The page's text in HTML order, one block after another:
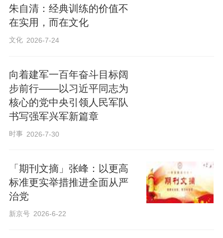
朱自清：经典训练的价值不
在实用，而在文化
文化 2026-7-24
向着建军一百年奋斗目标阔
步前行——以习近平同志为
核心的党中央引领人民军队
书写强军兴军新篇章
时事 2026-7-30
「期刊文摘」张峰：以更高
标准更实举措推进全面从严
治党
新京号 2026-6-22